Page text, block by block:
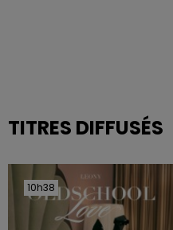
TITRES DIFFUSÉS
10h38
10h38